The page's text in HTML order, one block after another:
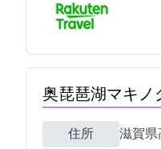
奥琵琶湖マキノ
住所 滋賀県